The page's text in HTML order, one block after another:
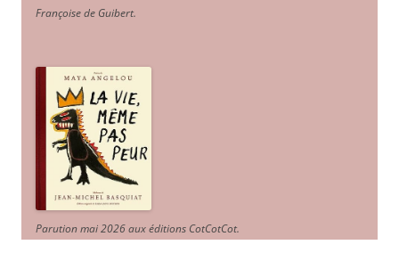
Françoise de Guibert.
Parution mai 2026 aux éditions CotCotCot.